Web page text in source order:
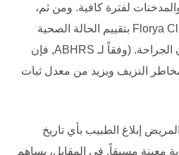
لفترة كافية. ومن ثم،
Florya بتقييم الحالة الصحية
(وفقاً لـ ABHRS, فإن
النزيف ويزيد من معدل ثبات
إبلاغ الطبيب بأي تاريخ
معينة مسبقاً. في المقابل، يساهم